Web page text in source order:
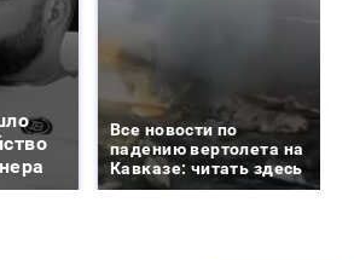
Все новости по
падению вертолета на
Кавказе: читать здесь